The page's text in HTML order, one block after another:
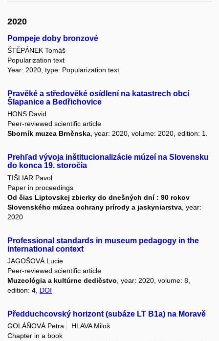
2020
Pompeje doby bronzové
ŠTĚPÁNEK Tomáš
Popularization text
Year: 2020, type: Popularization text
Pravěké a středověké osídlení na katastrech obcí
Šlapanice a Bedřichovice
HONS David
Peer-reviewed scientific article
Sborník muzea Brněnska, year: 2020, volume: 2020, edition: 1.
Prehľad vývoja inštitucionalizácie múzeí na Slovensku
do konca 19. storočia
TIŠLIAR Pavol
Paper in proceedings
Od čias Liptovskej zbierky do dnešných dní : 90 rokov
Slovenského múzea ochrany prírody a jaskyniarstva , year:
2020
Professional standards in museum pedagogy in the
international context
JAGOŠOVÁ Lucie
Peer-reviewed scientific article
Muzeológia a kultúrne dedičstvo , year: 2020, volume: 8,
edition: 4, DOI
Předduchcovský horizont (subáze LT B1a) na Moravě
GOLÁŇOVÁ Petra
HLAVA Miloš
Chapter in a book